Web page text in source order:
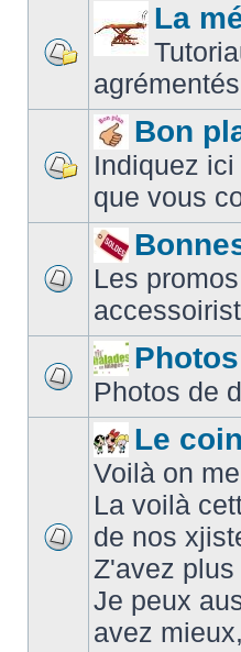
La
Bon
Indiquez
que vous
Les
Photos de
Le
Voilà on
La voilà
de nos
Z'avez
Je peux
avez